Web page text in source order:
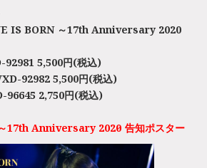
IS BORN ～17th Anniversary 2020
92981 5,500円(税込)
92982 5,500円(税込)
96645 2,750円(税込)
17th Anniversary 2020～ 告知ポスター